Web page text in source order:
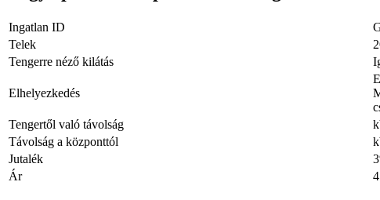
Ingatlan ID
Telek
Tengerre néző kilátás
Elhelyezkedés
Tengertől való távolság
Távolság a központtól
Jutalék
Ár